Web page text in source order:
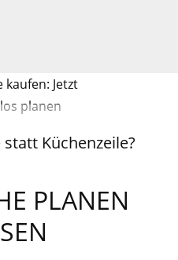
Küchenzeile?
PLANEN